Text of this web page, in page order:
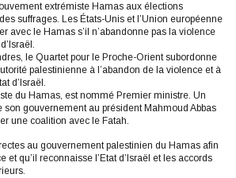
extrémiste Hamas aux élections
suffrages. Les États-Unis et l’Union européenne
avec le Hamas s’il n’abandonne pas la violence
le Quartet pour le Proche-Orient subordonne
palestinienne à l’abandon de la violence et à
d’Israël.
du Hamas, est nommé Premier ministre. Un
son gouvernement au président Mahmoud Abbas
une coalition avec le Fatah.
au gouvernement palestinien du Hamas afin
et qu’il reconnaisse l’Etat d’Israël et les accords